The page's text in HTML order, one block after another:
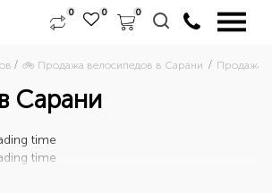
0 0 0
🚲 Продажа велосипедов в Сарани Продажа
Сарани
time
time